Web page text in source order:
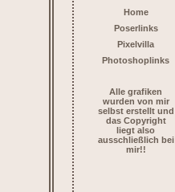
Home
Poserlinks
Pixelvilla
Photoshoplinks
Alle grafiken
wurden von mir
selbst erstellt und
das Copyright
liegt also
ausschließlich bei
mir!!